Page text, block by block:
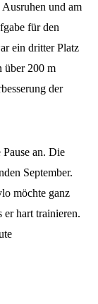
und am
für den
ein dritter Platz
über 200 m
der
an. Die
September.
möchte ganz
er hart trainieren.